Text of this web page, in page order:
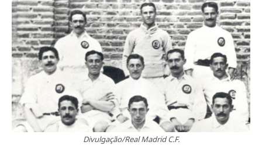
Divulgação/Real Madrid C.F.